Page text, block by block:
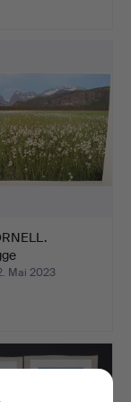
Mai 2023